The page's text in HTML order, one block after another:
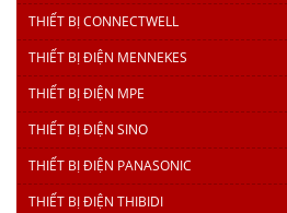
THIẾT BỊ CONNECTWELL
THIẾT BỊ ĐIỆN MENNEKES
THIẾT BỊ ĐIỆN MPE
THIẾT BỊ ĐIỆN SINO
THIẾT BỊ ĐIỆN PANASONIC
THIẾT BỊ ĐIỆN THIBIDI